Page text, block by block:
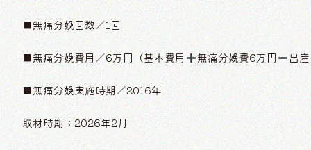
■無痛分娩回数／1回
■無痛分娩費用／6万円（基本費用 無痛分娩費6万円 出
■無痛分娩実施時期／2016年
取材時期：2026年2月